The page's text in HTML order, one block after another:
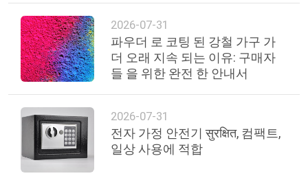
2026-07-31
파우더 로 코팅 된 강철 가구 가
더 오래 지속 되는 이유: 구매자
들 을 위한 완전 한 안내서
2026-07-31
전자 가정 안전기 सुरक्षित, 컴팩트,
일상 사용에 적합